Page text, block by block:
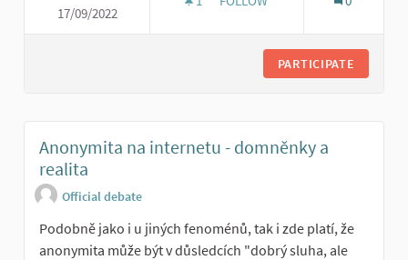
17/09/2022
PARTICIPATE
Anonymita na internetu - domněnky a
realita
Official debate
Podobně jako i u jiných fenoménů, tak i zde platí, že
anonymita může být v důsledcích "dobrý sluha, ale